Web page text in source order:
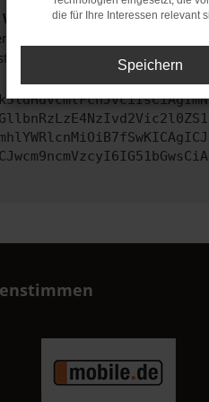
Schritte versucht hast,
die für Ihre Interessen relevant
Speichern